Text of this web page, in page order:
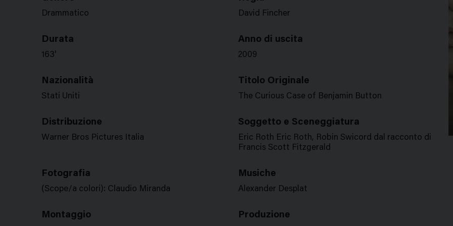
Drammatico David Fincher
Durata
163'
Anno di uscita
2009
Nazionalità
Stati Uniti
Titolo Originale
The Curious Case of Benjamin Button
Distribuzione
Warner Bros Pictures Italia
Soggetto e Sceneggiatura
Eric Roth Eric Roth, Robin Swicord dal racconto di
Francis Scott Fitzgerald
Fotografia
(Scope/a colori): Claudio Miranda
Musiche
Alexander Desplat
Montaggio Produzione